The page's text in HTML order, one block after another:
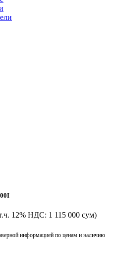
12% НДС: 1 115 000 сум)
информацией по ценам и наличию